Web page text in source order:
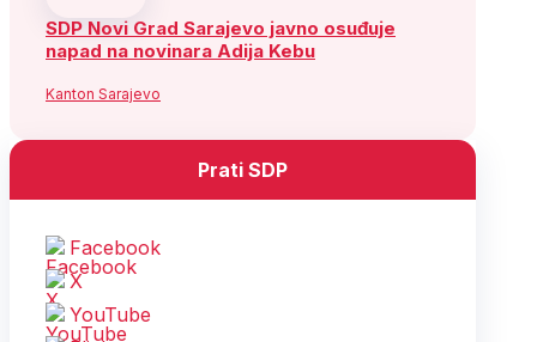
SDP Novi Grad Sarajevo javno osuđuje
napad na novinara Adija Kebu
Kanton Sarajevo
Prati SDP
Facebook
X
YouTube